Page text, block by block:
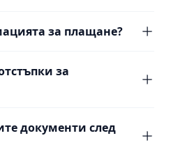
за плащане?
за
документи след